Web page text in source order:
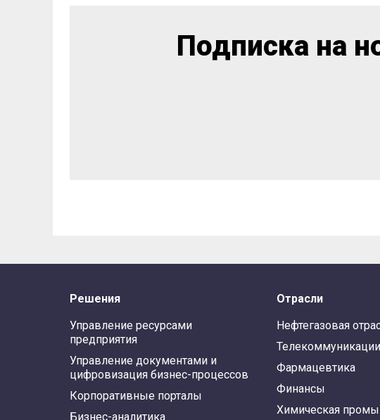
Подписка на
Решения
Управление ресурсами
предприятия
Управление документами и
цифровизация бизнес-процессов
Корпоративные порталы
Бизнес-аналитика
Отрасли
Нефтегазовая
Телекоммуникации
Фармацевтика
Финансы
Химическая